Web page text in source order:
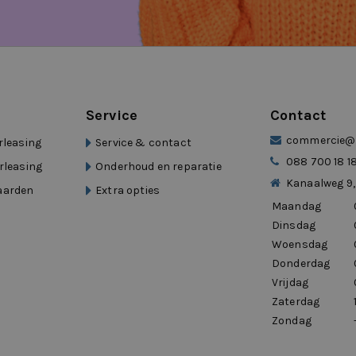
te parkeren.”
Service
Service & contact
Onderhoud en reparatie
Extra opties
Contact
088 700 18 18
Kanaalweg
Maandag
Dinsdag
Woensdag
Donderdag
Vrijdag
Zaterdag
Zondag